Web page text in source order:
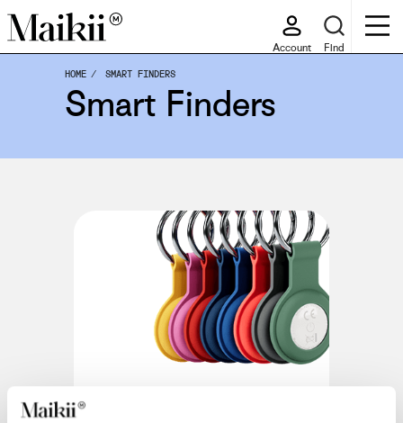
Account Find
HOME SMART FINDERS
Smart Finders